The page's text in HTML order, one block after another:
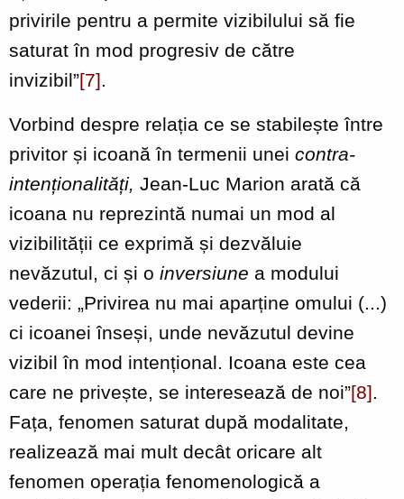
privirile pentru a permite vizibilului să fie
saturat în mod progresiv de către
invizibil”[7].
Vorbind despre relația ce se stabilește între
privitor și icoană în termenii unei contra-
intenționalități, Jean-Luc Marion arată că
icoana nu reprezintă numai un mod al
vizibilității ce exprimă și dezvăluie
nevăzutul, ci și o inversiune a modului
vederii: „Privirea nu mai aparține omului (...)
ci icoanei înseși, unde nevăzutul devine
vizibil în mod intențional. Icoana este cea
care ne privește, se interesează de noi”[8].
Fața, fenomen saturat după modalitate,
realizează mai mult decât oricare alt
fenomen operația fenomenologică a